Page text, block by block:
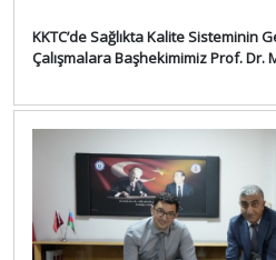
KKTC’de Sağlıkta Kalite Sisteminin
Çalışmalara Başhekimimiz Prof. Dr.